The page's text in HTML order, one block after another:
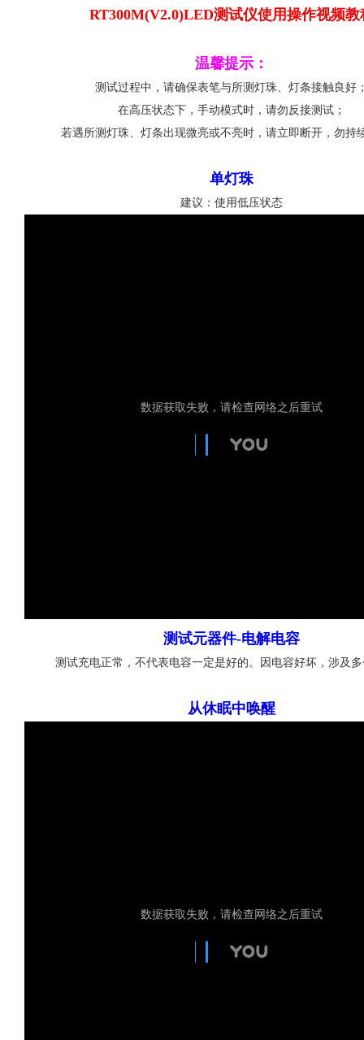
RT300M(V2.0)LED测试仪使用操作视频教
温馨提示：
测试过程中，请确保表笔与所测灯珠、灯条接触良好
在高压状态下，手动模式时，请勿反接测试；
若遇所测灯珠、灯条出现微亮或不亮时，请立即断开，勿持
单灯珠
建议：使用低压状态
测试元器件-电解电容
测试充电正常，不代表电容一定是好的。因电容好坏，涉及
从休眠中唤醒